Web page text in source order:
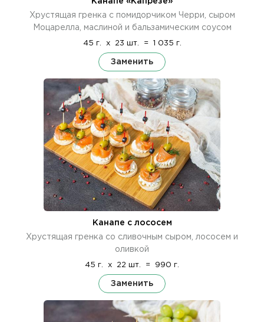
Хрустящая гренка с помидорчиком Черри, сыром
Моцарелла, маслиной и бальзамическим соусом
45 г. x 23 шт. = 1 035 г.
Заменить
Канапе с лососем
Хрустящая гренка со сливочным сыром, лососем и
оливкой
45 г. x 22 шт. = 990 г.
Заменить